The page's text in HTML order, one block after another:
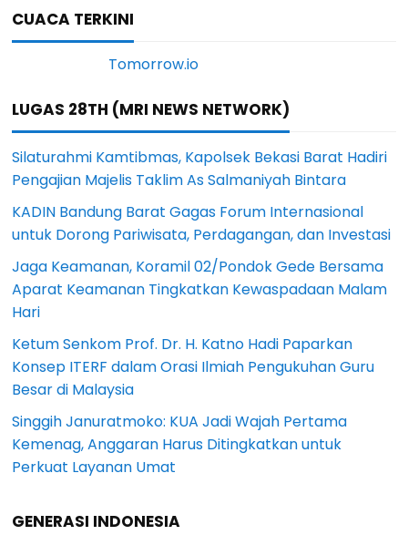
CUACA TERKINI
LUGAS 28TH (MRI NEWS NETWORK)
Silaturahmi Kamtibmas, Kapolsek Bekasi Barat Hadiri
Pengajian Majelis Taklim As Salmaniyah Bintara
KADIN Bandung Barat Gagas Forum Internasional
untuk Dorong Pariwisata, Perdagangan, dan Investasi
Jaga Keamanan, Koramil 02/Pondok Gede Bersama
Aparat Keamanan Tingkatkan Kewaspadaan Malam
Hari
Ketum Senkom Prof. Dr. H. Katno Hadi Paparkan
Konsep ITERF dalam Orasi Ilmiah Pengukuhan Guru
Besar di Malaysia
Singgih Januratmoko: KUA Jadi Wajah Pertama
Kemenag, Anggaran Harus Ditingkatkan untuk
Perkuat Layanan Umat
GENERASI INDONESIA